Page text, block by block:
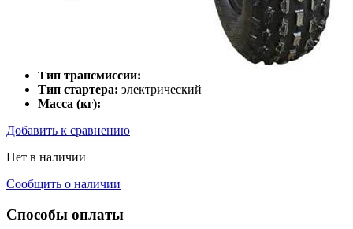
Тип трансмиссии:
Тип стартера: электрический
Масса (кг):
Добавить к сравнению
Нет в наличии
Сообщить о наличии
Способы оплаты